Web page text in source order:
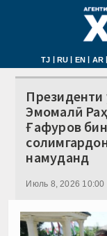
TJ | RU | EN | AR |
Президенти
Эмомалӣ
Ғафуров
намуданд
Июль 8, 2026 10:00